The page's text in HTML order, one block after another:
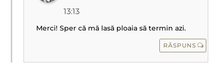
13:13
Merci! Sper că mă lasă ploaia să termin azi.
RĂSPUNS